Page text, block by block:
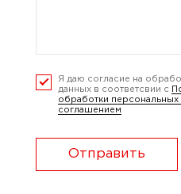
Я даю согласие на
данных в соответсвии с
обработки персональных
соглашением
Отправить